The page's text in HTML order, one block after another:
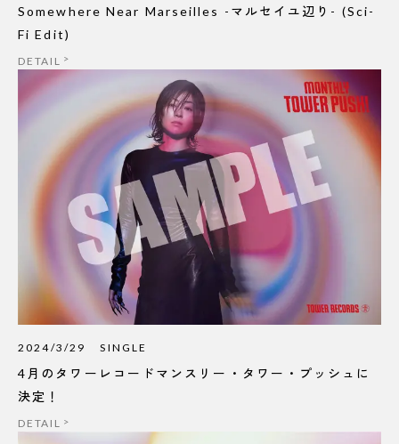
Somewhere Near Marseilles -マルセイユ辺り- (Sci-
Fi Edit)
DETAIL
2024/3/29 SINGLE
4月のタワーレコードマンスリー・タワー・プッシュに
決定！
DETAIL